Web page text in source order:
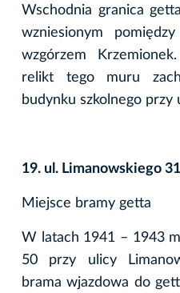
Wschodnia granica
wzniesionym
wzgórzem
relikt tego muru
budynku szkolnego przy
19. ul. Limanowskiego
Miejsce bramy getta
W latach 1941 – 1943
50 przy ulicy
brama wjazdowa do